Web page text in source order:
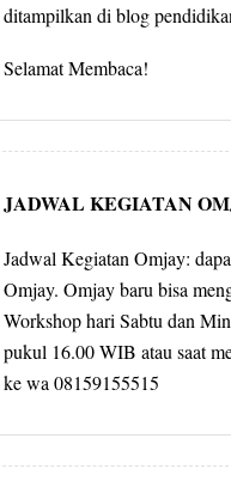
ditampilkan di blog
Selamat Membaca!
JADWAL KEGIATAN
Jadwal Kegiatan Omjay:
Omjay. Omjay baru bisa
Workshop hari Sabtu dan
pukul 16.00 WIB atau saat
ke wa 08159155515